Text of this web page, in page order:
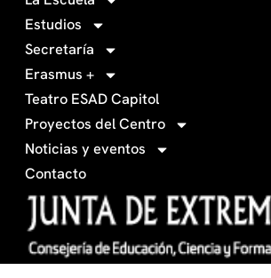
f
a
c
b
o
o
k
Estudios
Secretaría
Erasmus +
Teatro ESAD Capitol
Proyectos del Centro
Noticias y eventos
Contacto